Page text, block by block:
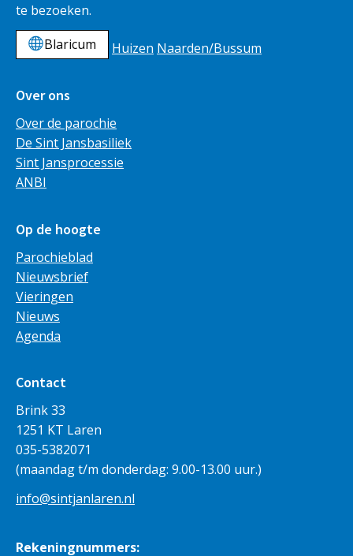
te bezoeken.
Blaricum
Huizen Naarden/Bussum
Over ons
Over de parochie
De Sint Jansbasiliek
Sint Jansprocessie
ANBI
Op de hoogte
Parochieblad
Nieuwsbrief
Vieringen
Nieuws
Agenda
Contact
Brink 33
1251 KT Laren
035-5382071
(maandag t/m donderdag: 9.00-13.00 uur.)
info@sintjanlaren.nl
Rekeningnummers: